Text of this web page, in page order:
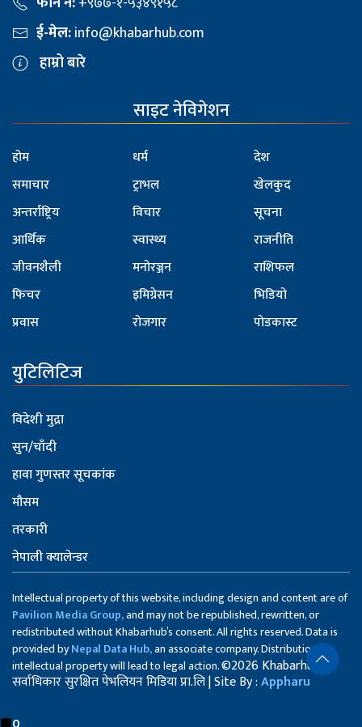
ई-मेल:info@khabarhub.com
हाम्रो बारे
साइट नेविगेशन
होम
समाचार
अन्तर्राष्ट्रिय
आर्थिक
जीवनशैली
फिचर
प्रवास
धर्म
ट्राभल
विचार
स्वास्थ्य
मनोरञ्जन
इमिग्रेसन
रोजगार
देश
खेलकुद
सूचना
राजनीति
राशिफल
भिडियो
पोडकास्ट
युटिलिटिज
विदेशी मुद्रा
सुन/चाँदी
हावा गुणस्तर सूचकांक
मौसम
तरकारी
नेपाली क्यालेन्डर
Intellectual property of this website, including design and content are of
Pavilion Media Group,and may not be republished, rewritten, or
redistributed without Khabarhub’s consent. All rights reserved. Data is
provided byNepal Data Hub,an associate company. Distribution of
intellectual property will lead to legal action.©2026 Khabarhub
सर्वाधिकार सुरक्षित पेभलियन मिडिया प्रा.लि | Site By :Appharu